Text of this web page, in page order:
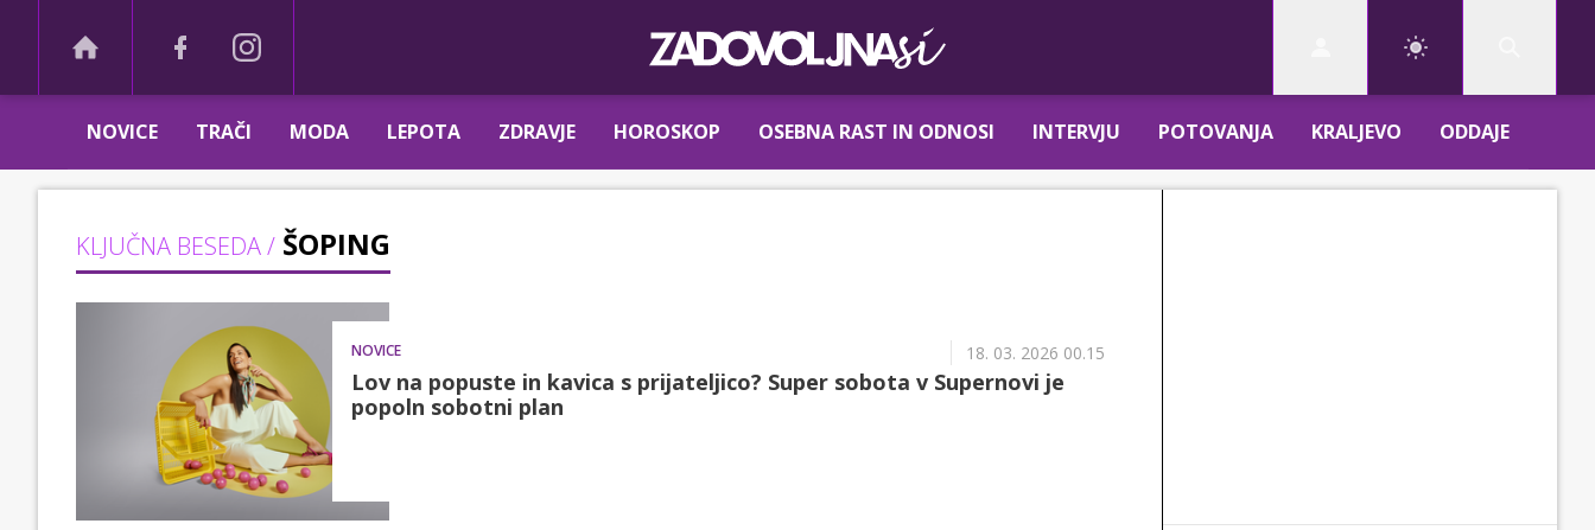
NOVICE TRAČI MODA LEPOTA ZDRAVJE HOROSKOP OSEBNA RAST IN ODNOSI INTERVJU POTOVANJA KRALJEVO ODDAJE
KLJUČNA BESEDA / ŠOPING
NOVICE 18. 03. 2026 00.15
Lov na popuste in kavica s prijateljico? Super sobota v Supernovi je
popoln sobotni plan